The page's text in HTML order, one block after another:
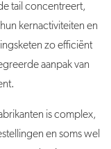
tail concentreert,
kernactiviteiten en
zo efficiënt
aanpak van
is complex,
en soms wel